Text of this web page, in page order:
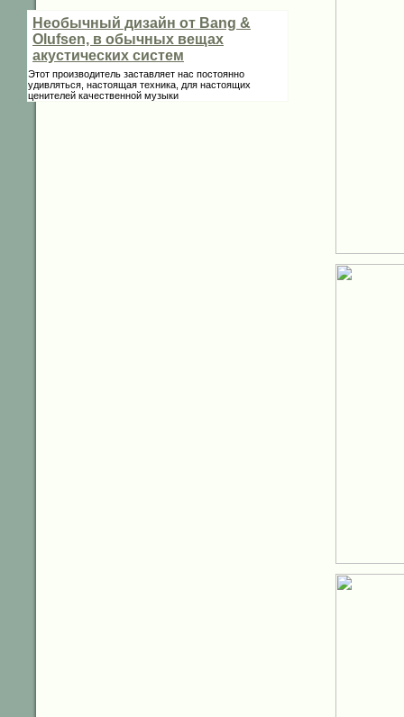
Необычный дизайн от Bang &
Olufsen, в обычных вещах
акустических систем
Этот производитель заставляет нас постоянно
удивляться, настоящая техника, для настоящих
ценителей качественной музыки